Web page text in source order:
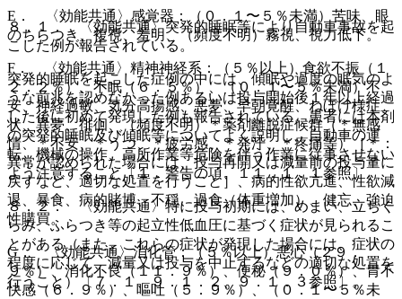
８．１． 〈効能共通〉突発的睡眠等により自動車事故を起
こした例が報告されている。
突発的睡眠を起こした症例の中には、傾眠や過度の眠気のよ
うな前兆を認めなかった例あるいは投与開始後１年以上経過
した後に初めて発現した例も報告されている。患者には本剤
の突発的睡眠及び傾眠等についてよく説明し、自動車の運
転、機械の操作、高所作業等危険を伴う作業に従事させない
よう注意すること〔１．警告の項、１１．１．１参照〕。
８．２． 〈効能共通〉特に投与初期には、めまい、立ちく
らみ、ふらつき等の起立性低血圧に基づく症状が見られるこ
とがある（また、これらの症状が発現した場合には、症状の
程度に応じて、減量又は投与を中止するなどの適切な処置を
行うこと）〔７．１、９．１．２、９．１．３参照〕。
E． 〈効能共通〉感覚器：（０．１〜５％未満）苦味、眼
のちらつき、複視、羞明、（頻度不明）霧視、視力低下。
F． 〈効能共通〉精神神経系：（５％以上）食欲不振（１
２．２％）、不眠（６．５％）、（０．１〜５％未満）不
安、神経過敏、気分高揚感、悪夢、早朝覚醒、ねぼけ様症
状、異夢、徘徊、（頻度不明）＊薬剤離脱症候群（＊無感
情、＊不安、＊うつ、＊疲労感、＊発汗、＊疼痛等）［＊：
異常が認められた場合には、投与再開又は減量前の投与量に
戻すなど、適切な処置を行うこと］、病的性欲亢進、性欲減
退、暴食、病的賭博、不穏、過食（体重増加）、健忘、強迫
性購買。
G． 〈効能共通〉消化管：（５％以上）悪心（２９．
９％）、消化不良（１１．９％）、便秘（９．０％）、胃不
快感（６．９％）、嘔吐（５．９％）、（０．１〜５％未